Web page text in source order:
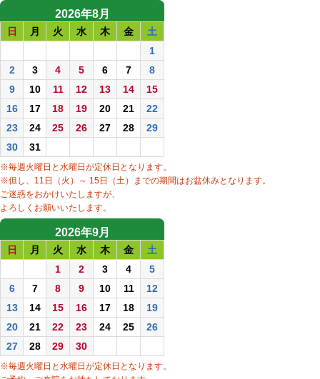
2026年8月
日 月 火 水 木 金
土
1
2
3 4 5 6 7
8
9
10 11 12 13 14
15
16
17 18 19 20 21
22
23
24 25 26 27 28
29
30
31
※毎週火曜日と水曜日が定休日となります。
※但し、11日（火）～ 15日（土）までの期間はお盆休みとなります。
ご迷惑をおかけいたしますが、
よろしくお願いいたします。
2026年9月
日 月 火 水 木 金
土
1
2 3 4
5
6
7 8 9 10 11
12
13
14 15 16 17 18
19
20
21 22 23 24 25
26
27
28 29 30
※毎週火曜日と水曜日が定休日となります。